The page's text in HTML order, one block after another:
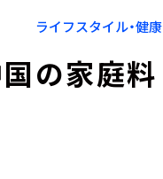
会社情報
ライフスタイル・健康
の家庭料